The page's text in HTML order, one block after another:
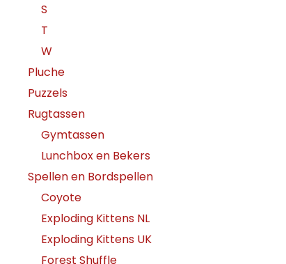
S
T
W
Pluche
Puzzels
Rugtassen
Gymtassen
Lunchbox en Bekers
Spellen en Bordspellen
Coyote
Exploding Kittens NL
Exploding Kittens UK
Forest Shuffle